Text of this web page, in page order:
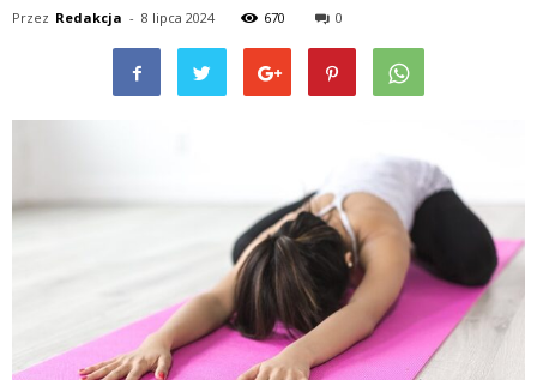
Przez Redakcja - 8 lipca 2024 670 0